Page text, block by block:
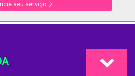
seu serviço